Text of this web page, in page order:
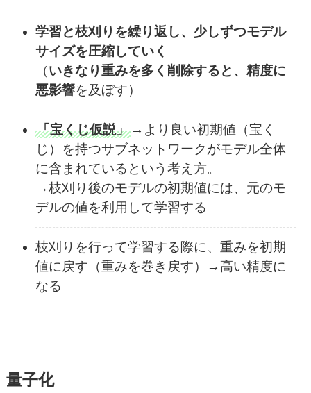
学習と枝刈りを繰り返し、少しずつモデル
サイズを圧縮していく
（いきなり重みを多く削除すると、精度に
悪影響を及ぼす）
「宝くじ仮説」→より良い初期値（宝く
じ）を持つサブネットワークがモデル全体
に含まれているという考え方。
→枝刈り後のモデルの初期値には、元のモ
デルの値を利用して学習する
枝刈りを行って学習する際に、重みを初期
値に戻す（重みを巻き戻す）→高い精度に
なる
量子化